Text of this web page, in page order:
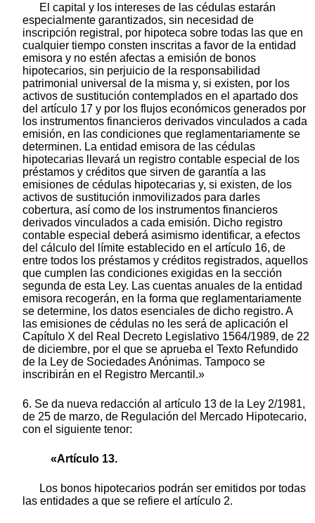
El capital y los intereses de las cédulas estarán
especialmente garantizados, sin necesidad de
inscripción registral, por hipoteca sobre todas las que en
cualquier tiempo consten inscritas a favor de la entidad
emisora y no estén afectas a emisión de bonos
hipotecarios, sin perjuicio de la responsabilidad
patrimonial universal de la misma y, si existen, por los
activos de sustitución contemplados en el apartado dos
del artículo 17 y por los flujos económicos generados por
los instrumentos financieros derivados vinculados a cada
emisión, en las condiciones que reglamentariamente se
determinen. La entidad emisora de las cédulas
hipotecarias llevará un registro contable especial de los
préstamos y créditos que sirven de garantía a las
emisiones de cédulas hipotecarias y, si existen, de los
activos de sustitución inmovilizados para darles
cobertura, así como de los instrumentos financieros
derivados vinculados a cada emisión. Dicho registro
contable especial deberá asimismo identificar, a efectos
del cálculo del límite establecido en el artículo 16, de
entre todos los préstamos y créditos registrados, aquellos
que cumplen las condiciones exigidas en la sección
segunda de esta Ley. Las cuentas anuales de la entidad
emisora recogerán, en la forma que reglamentariamente
se determine, los datos esenciales de dicho registro. A
las emisiones de cédulas no les será de aplicación el
Capítulo X del Real Decreto Legislativo 1564/1989, de 22
de diciembre, por el que se aprueba el Texto Refundido
de la Ley de Sociedades Anónimas. Tampoco se
inscribirán en el Registro Mercantil.»
6. Se da nueva redacción al artículo 13 de la Ley 2/1981,
de 25 de marzo, de Regulación del Mercado Hipotecario,
con el siguiente tenor:
«Artículo 13.
Los bonos hipotecarios podrán ser emitidos por todas
las entidades a que se refiere el artículo 2.